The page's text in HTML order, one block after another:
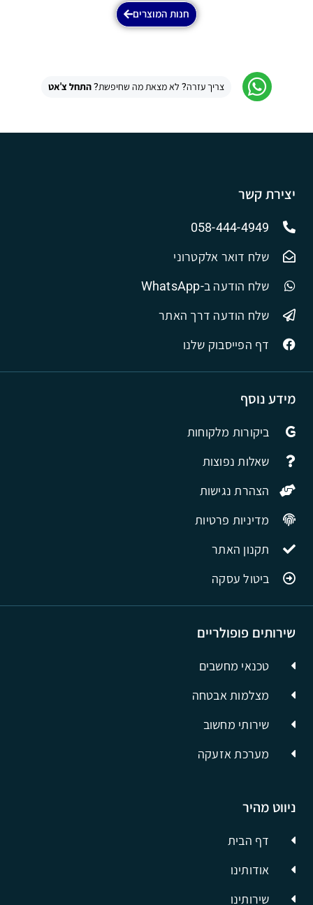
חנות המוצרים
צריך עזרה? לא מצאת מה שחיפשת?התחל צ'אט
ניווט מהיר
דף הבית
אודותינו
שירותינו
שירותים פופולריים
טכנאי מחשבים
מצלמות אבטחה
שירותי מחשוב
מערכת אזעקה
מידע נוסף
ביקורות מלקוחות
שאלות נפוצות
הצהרת נגישות
מדיניות פרטיות
תקנון האתר
ביטול עסקה
יצירת קשר
058-444-4949
שלח דואר אלקטרוני
שלח הודעה ב-WhatsApp
שלח הודעה דרך האתר
דף הפייסבוק שלנו